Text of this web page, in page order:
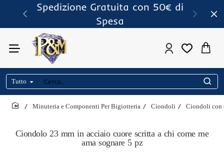
Spedizione Gratuita con 50€ di
Spesa
Tutto
Cerca..
Ciondolo 23 mm in acciaio cuore scritta a chi come me
ama sognare 5 pz
Minuteria e Componenti Per Bigiotteria Ciondoli Ciondoli con